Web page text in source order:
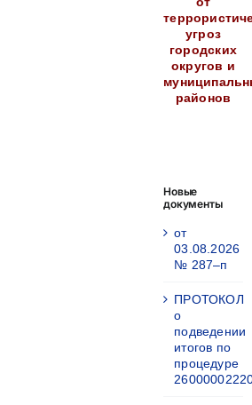
угроз
городских
округов и
районов
Новые
документы
от
03.08.2026
№ 287–п
ПРОТОКОЛ
о
подведении
итогов по
процедуре